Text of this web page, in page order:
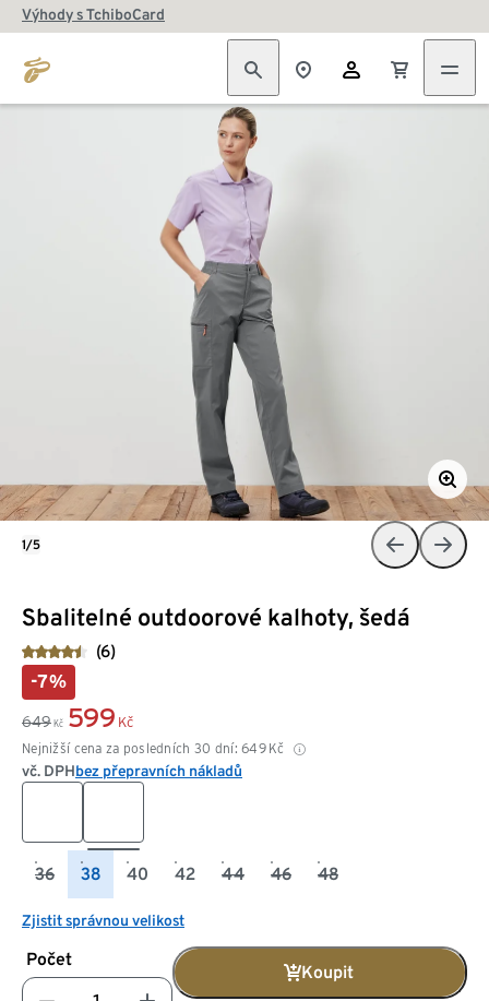
Výhody s TchiboCard
Sbalitelné outdoorové kalhoty, šedá
(6)
-7%
649 Kč 599 Kč
Nejnižší cena za posledních 30 dní: 649 Kč
vč. DPHbez přepravních nákladů
36 38 40 42 44 46 48
Zjistit správnou velikost
Počet
Koupit
1/5